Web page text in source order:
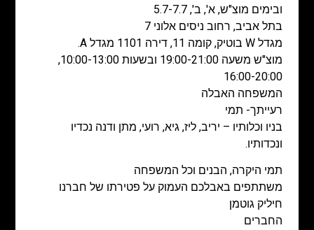
ובימים מוצ"ש, א', ב', 5.7-7.7
בתל אביב, רחוב ניסים אלוני 7
מגדל W בוטיק, קומה 11, דירה 1101 מגדל A.
מוצ"ש משעה 19:00-21:00 ובשעות 10:00-13:00,
16:00-20:00
המשפחה האבלה
רעייתך- תמי
בניו וכלותיו – יריב, ליז, גיא, רועי, מתן ודנה נכדיו
ונכדותיו.
תמי היקרה, הבנים וכל המשפחה
משתתפים באבלכם העמוק על פטירתו של חברנו
חיליק גוטמן
החברים